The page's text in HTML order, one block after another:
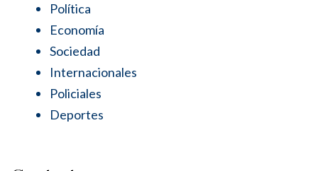
Política
Economía
Sociedad
Internacionales
Policiales
Deportes